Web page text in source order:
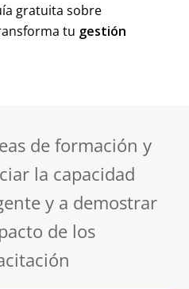
gratuita sobre
tu gestión
de formación y
la capacidad
y a demostrar
de los